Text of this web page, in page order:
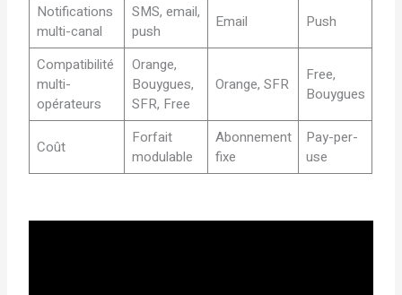
Notifications
multi-canal
SMS, email,
push
Email Push
Compatibilité
multi-
opérateurs
Orange,
Bouygues,
SFR, Free
Orange, SFR
Free,
Bouygues
Coût
Forfait
modulable
Abonnement
fixe
Pay-per-
use